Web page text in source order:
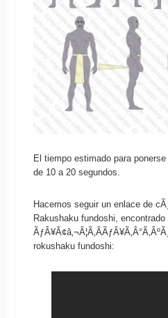
El tiempo estimado para
de 10 a 20 segundos.
Hacemos seguir un enlace de
Rakushaku fundoshi,
rokushaku fundoshi: